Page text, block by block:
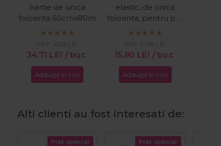
hartie de unica
folosinta 60cmx80m
34,71 LEI / buc
PRP: 45,35 LEI
Adauga in cos
elastic, de unica
folosinta, pentru pat
cosmetic 1buc
15,90 LEI / buc
PRP: 17,98 LEI
Adauga in cos
Alti clienti au fost interesati de:
Pret special Pret special